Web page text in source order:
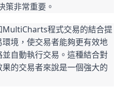
策非常重要。
MultiCharts程式交易的結合提
境，使交易者能夠更有效地
自動執行交易。這種結合對
的交易者來說是一個強大的